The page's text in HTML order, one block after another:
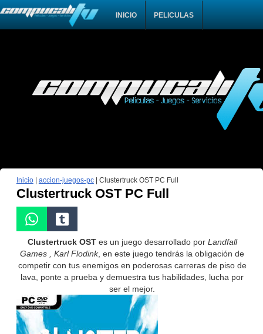
INICIO PELICULAS
Inicio| accion-juegos-pc| Clustertruck OST PC Full
Clustertruck OST PC Full
Clustertruck OSTes un juego desarrollado por Landfall
Games , Karl Flodink, en este juego tendrás la obligación de
competir con tus enemigos en poderosas carreras de piso de
lava, ponte a prueba y demuestra tus habilidades, lucha por
ser el mejor.